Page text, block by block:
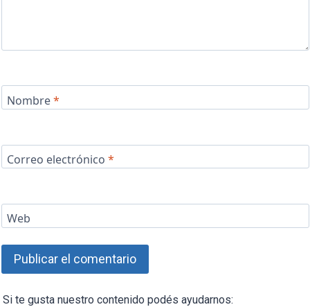
Nombre*
Correo electrónico *
Web
Si te gusta nuestro contenido podés ayudarnos: